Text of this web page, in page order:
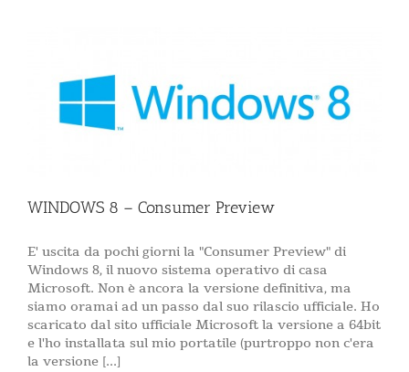
WINDOWS 8 – Consumer Preview
E' uscita da pochi giorni la "Consumer Preview" di
Windows 8, il nuovo sistema operativo di casa
Microsoft. Non è ancora la versione definitiva, ma
siamo oramai ad un passo dal suo rilascio ufficiale. Ho
scaricato dal sito ufficiale Microsoft la versione a 64bit
e l'ho installata sul mio portatile (purtroppo non c'era
la versione [...]